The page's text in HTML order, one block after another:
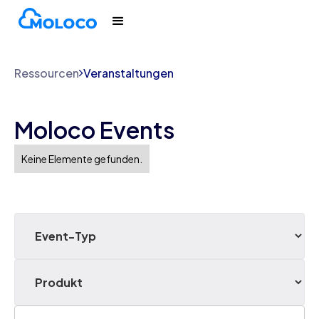
Ressourcen Veranstaltungen
Moloco Events
Keine Elemente gefunden.